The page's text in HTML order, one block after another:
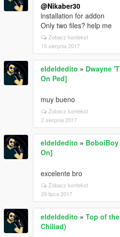
@Nikaber30
installation for addon
Only two files? help me
Zobacz kontekst
15 sierpnia 2017
eldeldedito » Dwayne
On Ped]
muy bueno
Zobacz kontekst
2 sierpnia 2017
eldeldedito »
On]
excelente bro
Zobacz kontekst
29 lipca 2017
eldeldedito » Top of
Chiliad)